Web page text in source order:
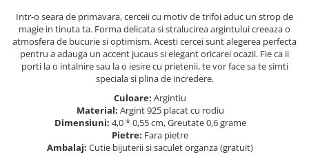
Intr-o seara de primavara, cerceii cu motiv de trifoi aduc un strop de
magie in tinuta ta. Forma delicata si stralucirea argintului creeaza o
atmosfera de bucurie si optimism. Acesti cercei sunt alegerea perfecta
pentru a adauga un accent jucaus si elegant oricarei ocazii. Fie ca ii
porti la o intalnire sau la o iesire cu prietenii, te vor face sa te simti
speciala si plina de incredere.
Culoare: Argintiu
Material: Argint 925 placat cu rodiu
Dimensiuni: 4,0 * 0,55 cm, Greutate 0,6 grame
Pietre: Fara pietre
Ambalaj: Cutie bijuterii si saculet organza (gratuit)